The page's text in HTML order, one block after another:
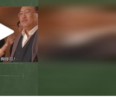
四川宜宾5.5级地震后余震为何不断
版北约”出现